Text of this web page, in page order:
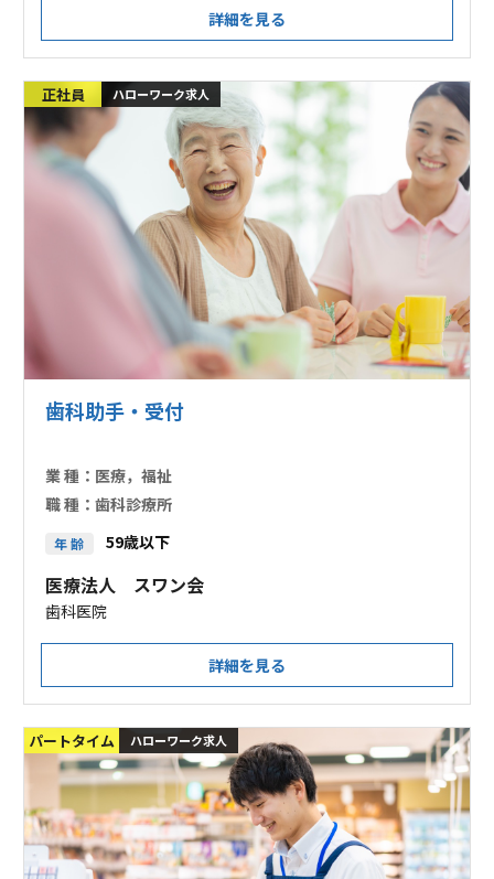
詳細を見る
正社員 ハローワーク求人
歯科助手・受付
業 種： 医療，福祉
職 種： 歯科診療所
年 齢 59歳以下
医療法人 スワン会
歯科医院
詳細を見る
パートタイム ハローワーク求人